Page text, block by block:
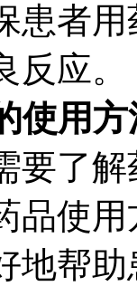
患者
应。
使用方
要了
品使
地帮